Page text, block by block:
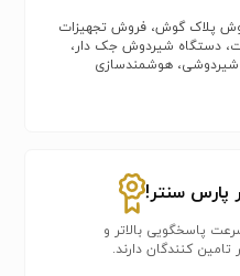
پلاک گوش، فروش تجهیزات
دستگاه شیردوش جک دار،
هوشمندسازی
پارس سنتر!
پاسخگویی بالاتر و
کنندگان دارند.